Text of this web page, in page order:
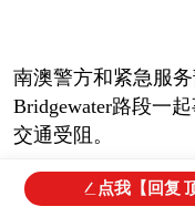
南澳警方和紧急服务
Bridgewater路段一
交通受阻。
预计会出现严重延
点我【回复